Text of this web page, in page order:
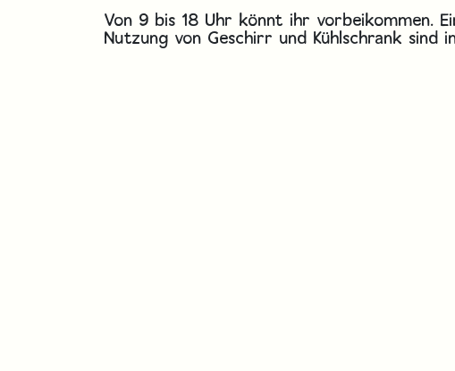
Von 9 bis 18 Uhr könnt ihr vorbeikommen.
Nutzung von Geschirr und Kühlschrank sind